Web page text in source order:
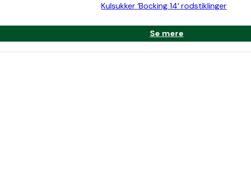
Kulsukker ‘Bocking 14’ rodstiklinger
Se mere